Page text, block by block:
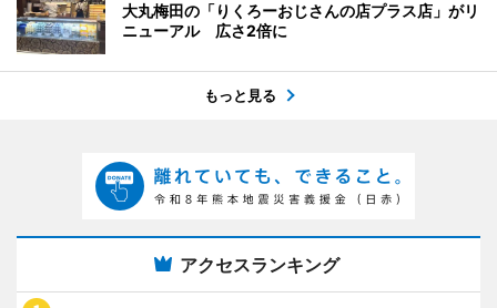
大丸梅田の「りくろーおじさんの店プラス店」がリ
ニューアル 広さ2倍に
もっと見る
アクセスランキング